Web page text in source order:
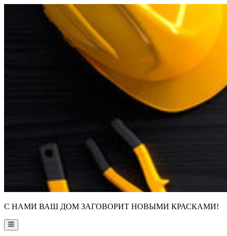
С НАМИ ВАШ ДОМ ЗАГОВОРИТ НОВЫМИ КРАСКАМИ!
Main
Menu